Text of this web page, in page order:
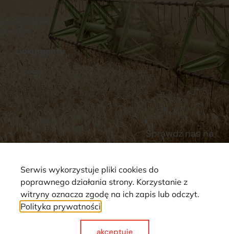
Dokumenty
Regulamin
Polityka prywatności
Reklamacje i zwroty
Dostawy
Płatności
Sklep internetowy
Ubezpieczenia
Sprawdź nas na
Strona wykorzystuje pliki cookie. Wszystkie prawa zastrzeżone ©
Serwis wykorzystuje pliki cookies do
poprawnego działania strony. Korzystanie z
witryny oznacza zgodę na ich zapis lub odczyt.
Polityka prywatności
akceptuje